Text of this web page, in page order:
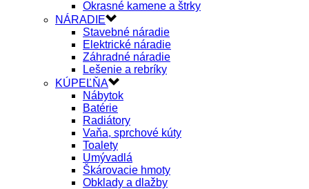
Okrasné kamene a štrky
NÁRADIE
Stavebné náradie
Elektrické náradie
Záhradné náradie
Lešenie a rebríky
KÚPEĽŇA
Nábytok
Batérie
Radiátory
Vaňa, sprchové kúty
Toalety
Umývadlá
Škárovacie hmoty
Obklady a dlažby